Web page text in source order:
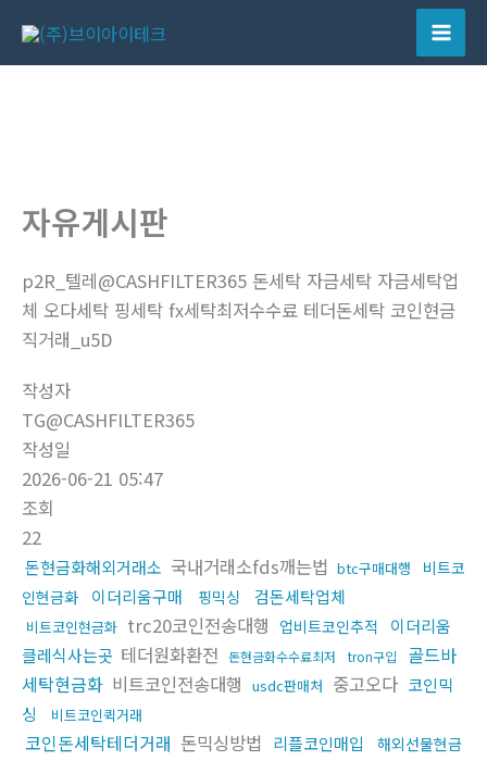
츠
Main
자유게시판
p2R_텔레@CASHFILTER365 돈세탁 자금세탁 자금세탁업
체 오다세탁 핑세탁 fx세탁최저수수료 테더돈세탁 코인현금
직거래_u5D
작성자
TG@CASHFILTER365
작성일
2026-06-21 05:47
조회
22
돈현금화해외거래소 국내거래소fds깨는법 btc구매대행
비트코
인현금화
이더리움구매 핑믹싱 검돈세탁업체
비트코인현금화 trc20코인전송대행 업비트코인추적
이더리움
클레식사는곳 테더원화환전 돈현금화수수료최저 tron구입
골드바
세탁현금화 비트코인전송대행 usdc판매처 중고오다 코인믹
싱
비트코인퀵거래
코인돈세탁테더거래 돈믹싱방법 리플코인매입
해외선물현금